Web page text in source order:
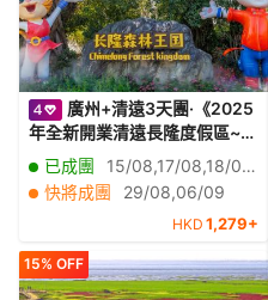
廣州+清遠3天團·《2025
年全新開業清遠長隆度假區~長
隆森林王國》《融創樂園+融創
國際大馬戲~奇幻祕境》
已成團
15/08,17/08,18/08,26/08,28/08,25/12
快將成團
29/08,06/09
HKD 1,279+
15% OFF